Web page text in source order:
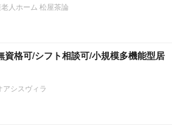
人ホーム 松屋茶論
資格可/シフト相談可/小規模多機能型居
アシスヴィラ